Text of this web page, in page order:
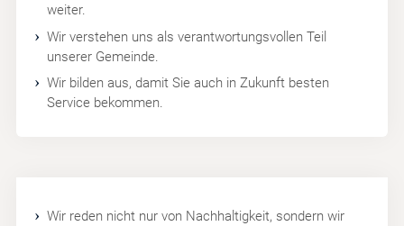
weiter.
Wir verstehen uns als verantwortungsvollen Teil
unserer Gemeinde.
Wir bilden aus, damit Sie auch in Zukunft besten
Service bekommen.
Wir reden nicht nur von Nachhaltigkeit, sondern wir